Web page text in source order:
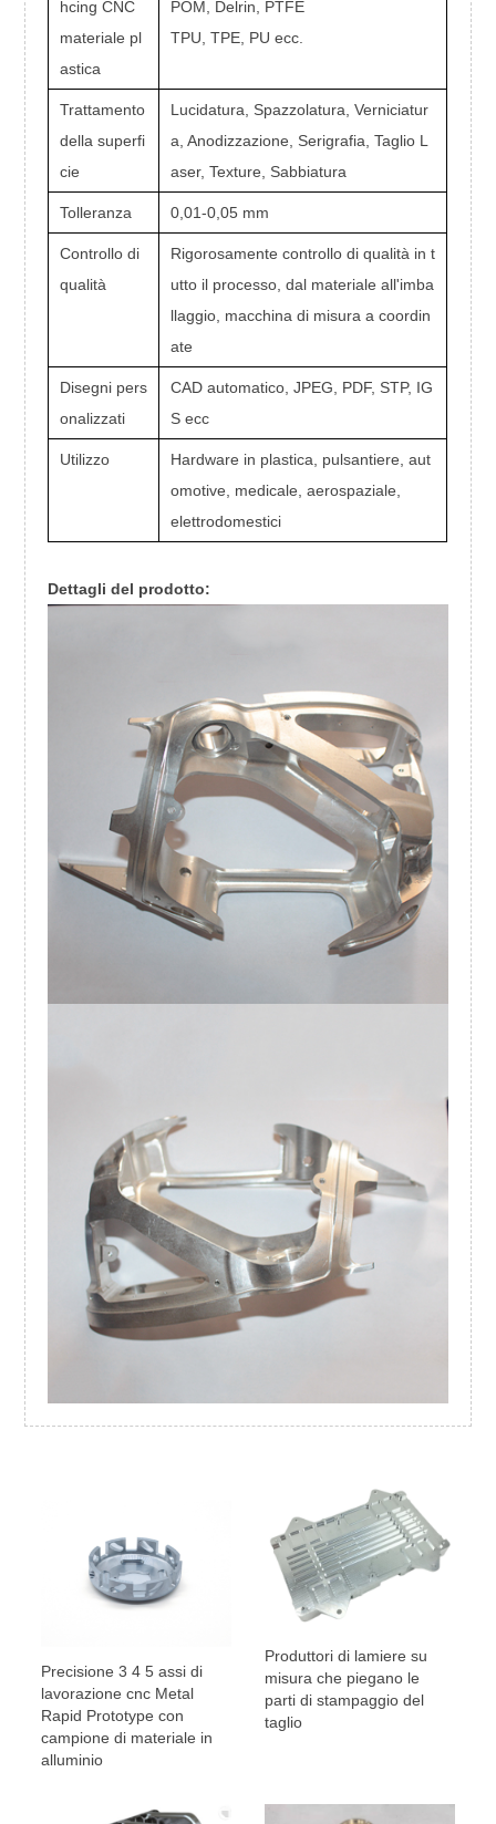
hcing CNC
materiale pl
astica
POM, Delrin, PTFE
TPU, TPE, PU ecc.
Trattamento
della superfi
cie
Lucidatura, Spazzolatura, Verniciatur
a, Anodizzazione, Serigrafia, Taglio L
aser, Texture, Sabbiatura
Tolleranza 0,01-0,05 mm
Controllo di
qualità
Rigorosamente controllo di qualità in t
utto il processo, dal materiale all'imba
llaggio, macchina di misura a coordin
ate
Disegni pers
onalizzati
CAD automatico, JPEG, PDF, STP, IG
S ecc
Utilizzo
Hardware in plastica, pulsantiere, aut
omotive, medicale, aerospaziale,
elettrodomestici
Dettagli del prodotto:
Precisione 3 4 5 assi di
lavorazione cnc Metal
Rapid Prototype con
campione di materiale in
alluminio
Produttori di lamiere su
misura che piegano le
parti di stampaggio del
taglio